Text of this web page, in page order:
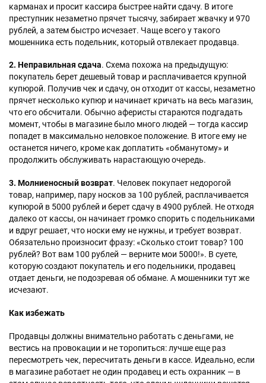
карманах и просит кассира быстрее найти сдачу. В итоге
преступник незаметно прячет тысячу, забирает жвачку и 970
рублей, а затем быстро исчезает. Чаще всего у такого
мошенника есть подельник, который отвлекает продавца.
2. Неправильная сдача. Схема похожа на предыдущую:
покупатель берет дешевый товар и расплачивается крупной
купюрой. Получив чек и сдачу, он отходит от кассы, незаметно
прячет несколько купюр и начинает кричать на весь магазин,
что его обсчитали. Обычно аферисты стараются подгадать
момент, чтобы в магазине было много людей — тогда кассир
попадет в максимально неловкое положение. В итоге ему не
останется ничего, кроме как доплатить «обманутому» и
продолжить обслуживать нарастающую очередь.
3. Молниеносный возврат. Человек покупает недорогой
товар, например, пару носков за 100 рублей, расплачивается
купюрой в 5000 рублей и берет сдачу в 4900 рублей. Не отходя
далеко от кассы, он начинает громко спорить с подельниками
и вдруг решает, что носки ему не нужны, и требует возврат.
Обязательно произносит фразу: «Сколько стоит товар? 100
рублей? Вот вам 100 рублей — верните мои 5000!». В суете,
которую создают покупатель и его подельники, продавец
отдает деньги, не подозревая об обмане. А мошенники тут же
исчезают.
Как избежать
Продавцы должны внимательно работать с деньгами, не
вестись на провокации и не торопиться: лучше еще раз
пересмотреть чек, пересчитать деньги в кассе. Идеально, если
в магазине работает не один продавец и есть охранник — в